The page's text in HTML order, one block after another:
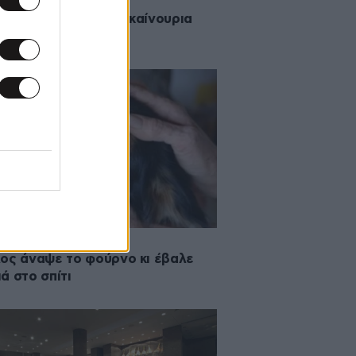
di Gerasimo, ολοκαίνουρια
στη Μύκονο
άναψε το φούρνο κι έβαλε
στο σπίτι